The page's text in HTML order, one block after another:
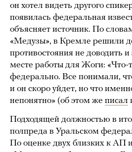
он хотел видеть другого
появилась федеральная
объясняет источник. По
«Медузы», в Кремле решили
противостояния не доводить
месте работы для Жоги: «Что-
федерально. Все понимали,
и он скоро уйдет, но что
непонятно» (об этом же писал
Подходящей должностью в
полпреда в Уральском
По оценке двух близких к АП